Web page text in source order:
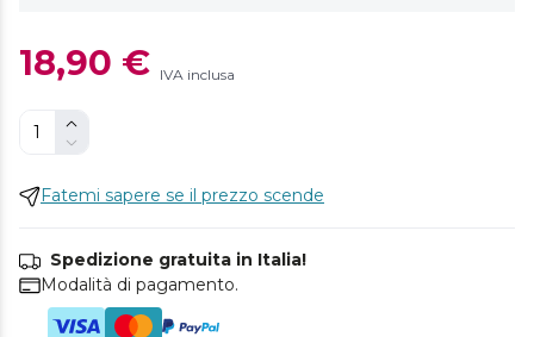
18,90 € IVA inclusa
Fatemi sapere se il prezzo scende
Spedizione gratuita in Italia!
Modalità di pagamento.